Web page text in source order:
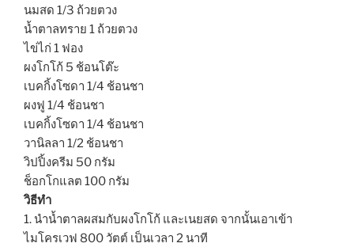
นมสด 1/3 ถ้วยตวง
น้ำตาลทราย 1 ถ้วยตวง
ไข่ไก่ 1 ฟอง
ผงโกโก้ 5 ช้อนโต๊ะ
เบคกิ้งโซดา 1/4 ช้อนชา
ผงฟู 1/4 ช้อนชา
เบคกิ้งโซดา 1/4 ช้อนชา
วานิลลา 1/2 ช้อนชา
วิปปิ้งครีม 50 กรัม
ช็อกโกแลต 100 กรัม
วิธีทำ
1. นำน้ำตาลผสมกับผงโกโก้ และเนยสด จากนั้นเอาเข้า
ไมโครเวฟ 800 วัตต์ เป็นเวลา 2 นาที